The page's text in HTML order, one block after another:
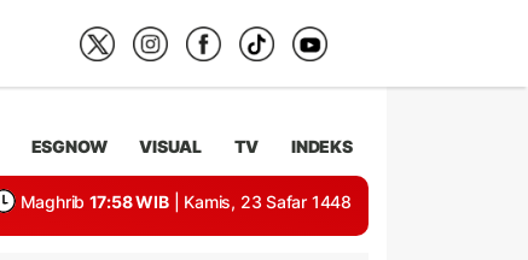
ESGNOW VISUAL TV INDEKS
Maghrib 17:58 WIB | Kamis, 23 Safar 1448